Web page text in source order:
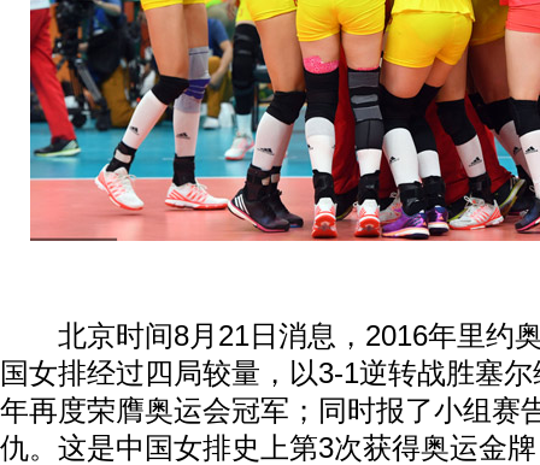
北京时间8月21日消息，2016年里约
国女排经过四局较量，以3-1逆转战胜塞
年再度荣膺奥运会冠军；同时报了小组赛
仇。这是中国女排史上第3次获得奥运金